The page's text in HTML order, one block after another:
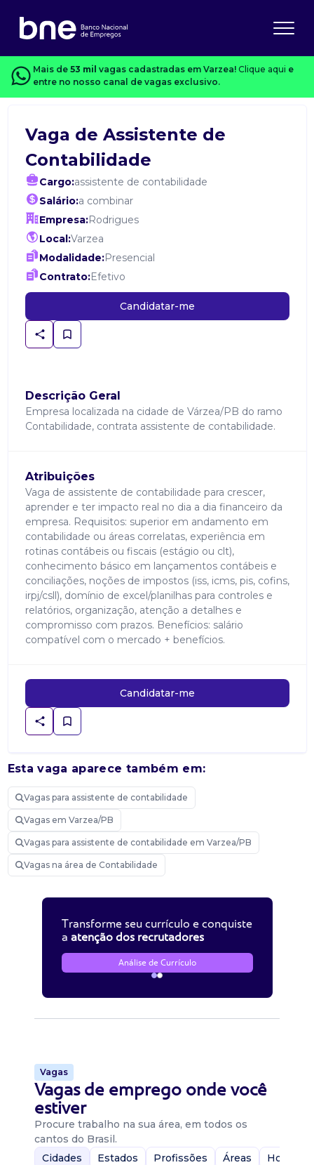
Mais de 53 mil vagas cadastradas em Varzea! Clique aqui e
entre no nosso canal de vagas exclusivo.
Vaga de Assistente de
Contabilidade
Cargo:assistente de contabilidade
Salário:a combinar
Empresa:Rodrigues
Local:Varzea
Modalidade:Presencial
Contrato:Efetivo
Candidatar-me
Descrição Geral
Empresa localizada na cidade de Várzea/PB do ramo
Contabilidade, contrata assistente de contabilidade.
Atribuições
Vaga de assistente de contabilidade para crescer,
aprender e ter impacto real no dia a dia financeiro da
empresa. Requisitos: superior em andamento em
contabilidade ou áreas correlatas, experiência em
rotinas contábeis ou fiscais (estágio ou clt),
conhecimento básico em lançamentos contábeis e
conciliações, noções de impostos (iss, icms, pis, cofins,
irpj/csll), domínio de excel/planilhas para controles e
relatórios, organização, atenção a detalhes e
compromisso com prazos. Benefícios: salário
compatível com o mercado + benefícios.
Candidatar-me
Esta vaga aparece também em:
Vagas para assistente de contabilidade
Vagas em Varzea/PB
Vagas para assistente de contabilidade em Varzea/PB
Vagas na área de Contabilidade
Transforme seu currículo e conquiste
a atenção dos recrutadores
Análise de Currículo
Vagas
Vagas de emprego onde você
estiver
Procure trabalho na sua área, em todos os
cantos do Brasil.
Cidades
Estados Profissões Áreas Home-